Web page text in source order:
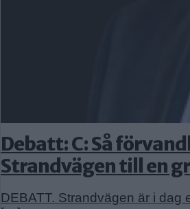
Debatt: C: Så
Strandvägen till en
DEBATT. Strandvägen är i dag